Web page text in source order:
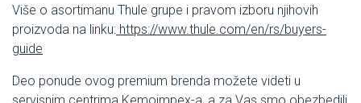
Više o asortimanu Thule grupe i pravom izboru njihovih
proizvoda na linku: https://www.thule.com/en/rs/buyers-
guide
Deo ponude ovog premium brenda možete videti u
servisnim centrima Kemoimpex-a, a za Vas smo obezbedili